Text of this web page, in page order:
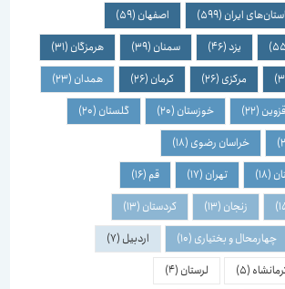
ایران(599) اصفهان(59)
(46) سمنان(39) هرمزگان(31)
مرکزی(26) کرمان(26) همدان(23)
(22) خوزستان(20) گلستان(20)
خراسان رضوی(18)
تهران(17)
(16)
زنجان(13) کردستان(13)
چهارمحال و بختیاری(10) اردبیل(7)
(5) لرستان(4)